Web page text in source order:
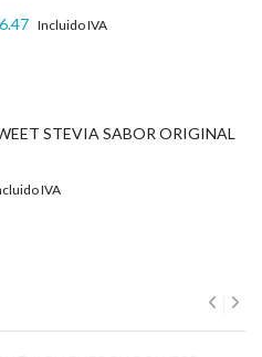
precio original era: $8.63.
6.47 El precio actual es: $6.47.
Incluido IVA
STEVIA SABOR ORIGINAL
IVA